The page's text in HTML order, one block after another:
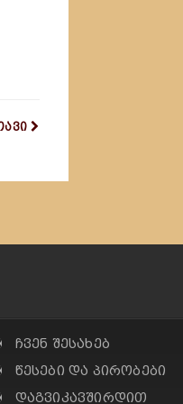
ჩვენ შესახებ
წესები და პირობები
დაგვიკავშირდით